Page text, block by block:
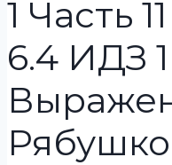
1 Часть
6.4 ИДЗ 1
Рябушко